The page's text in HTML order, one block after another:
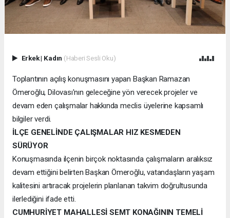
Erkek| Kadın (Haberi Sesli Oku)
Toplantının açılış konuşmasını yapan Başkan Ramazan
Ömeroğlu, Dilovası'nın geleceğine yön verecek projeler ve
devam eden çalışmalar hakkında meclis üyelerine kapsamlı
bilgiler verdi.
İLÇE GENELİNDE ÇALIŞMALAR HIZ KESMEDEN
SÜRÜYOR
Konuşmasında ilçenin birçok noktasında çalışmaların aralıksız
devam ettiğini belirten Başkan Ömeroğlu, vatandaşların yaşam
kalitesini artıracak projelerin planlanan takvim doğrultusunda
ilerlediğini ifade etti.
CUMHURİYET MAHALLESİ SEMT KONAĞININ TEMELİ